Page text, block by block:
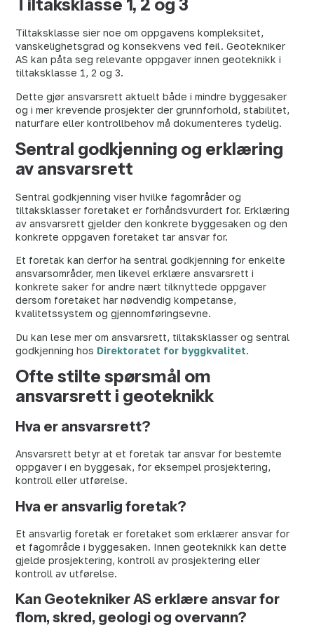
Tiltaksklasse 1, 2 og 3
Tiltaksklasse sier noe om oppgavens kompleksitet,
vanskelighetsgrad og konsekvens ved feil. Geotekniker
AS kan påta seg relevante oppgaver innen geoteknikk i
tiltaksklasse 1, 2 og 3.
Dette gjør ansvarsrett aktuelt både i mindre byggesaker
og i mer krevende prosjekter der grunnforhold, stabilitet,
naturfare eller kontrollbehov må dokumenteres tydelig.
Sentral godkjenning og erklæring
av ansvarsrett
Sentral godkjenning viser hvilke fagområder og
tiltaksklasser foretaket er forhåndsvurdert for. Erklæring
av ansvarsrett gjelder den konkrete byggesaken og den
konkrete oppgaven foretaket tar ansvar for.
Et foretak kan derfor ha sentral godkjenning for enkelte
ansvarsområder, men likevel erklære ansvarsrett i
konkrete saker for andre nært tilknyttede oppgaver
dersom foretaket har nødvendig kompetanse,
kvalitetssystem og gjennomføringsevne.
Du kan lese mer om ansvarsrett, tiltaksklasser og sentral
godkjenning hos Direktoratet for byggkvalitet.
Ofte stilte spørsmål om
ansvarsrett i geoteknikk
Hva er ansvarsrett?
Ansvarsrett betyr at et foretak tar ansvar for bestemte
oppgaver i en byggesak, for eksempel prosjektering,
kontroll eller utførelse.
Hva er ansvarlig foretak?
Et ansvarlig foretak er foretaket som erklærer ansvar for
et fagområde i byggesaken. Innen geoteknikk kan dette
gjelde prosjektering, kontroll av prosjektering eller
kontroll av utførelse.
Kan Geotekniker AS erklære ansvar for
flom, skred, geologi og overvann?